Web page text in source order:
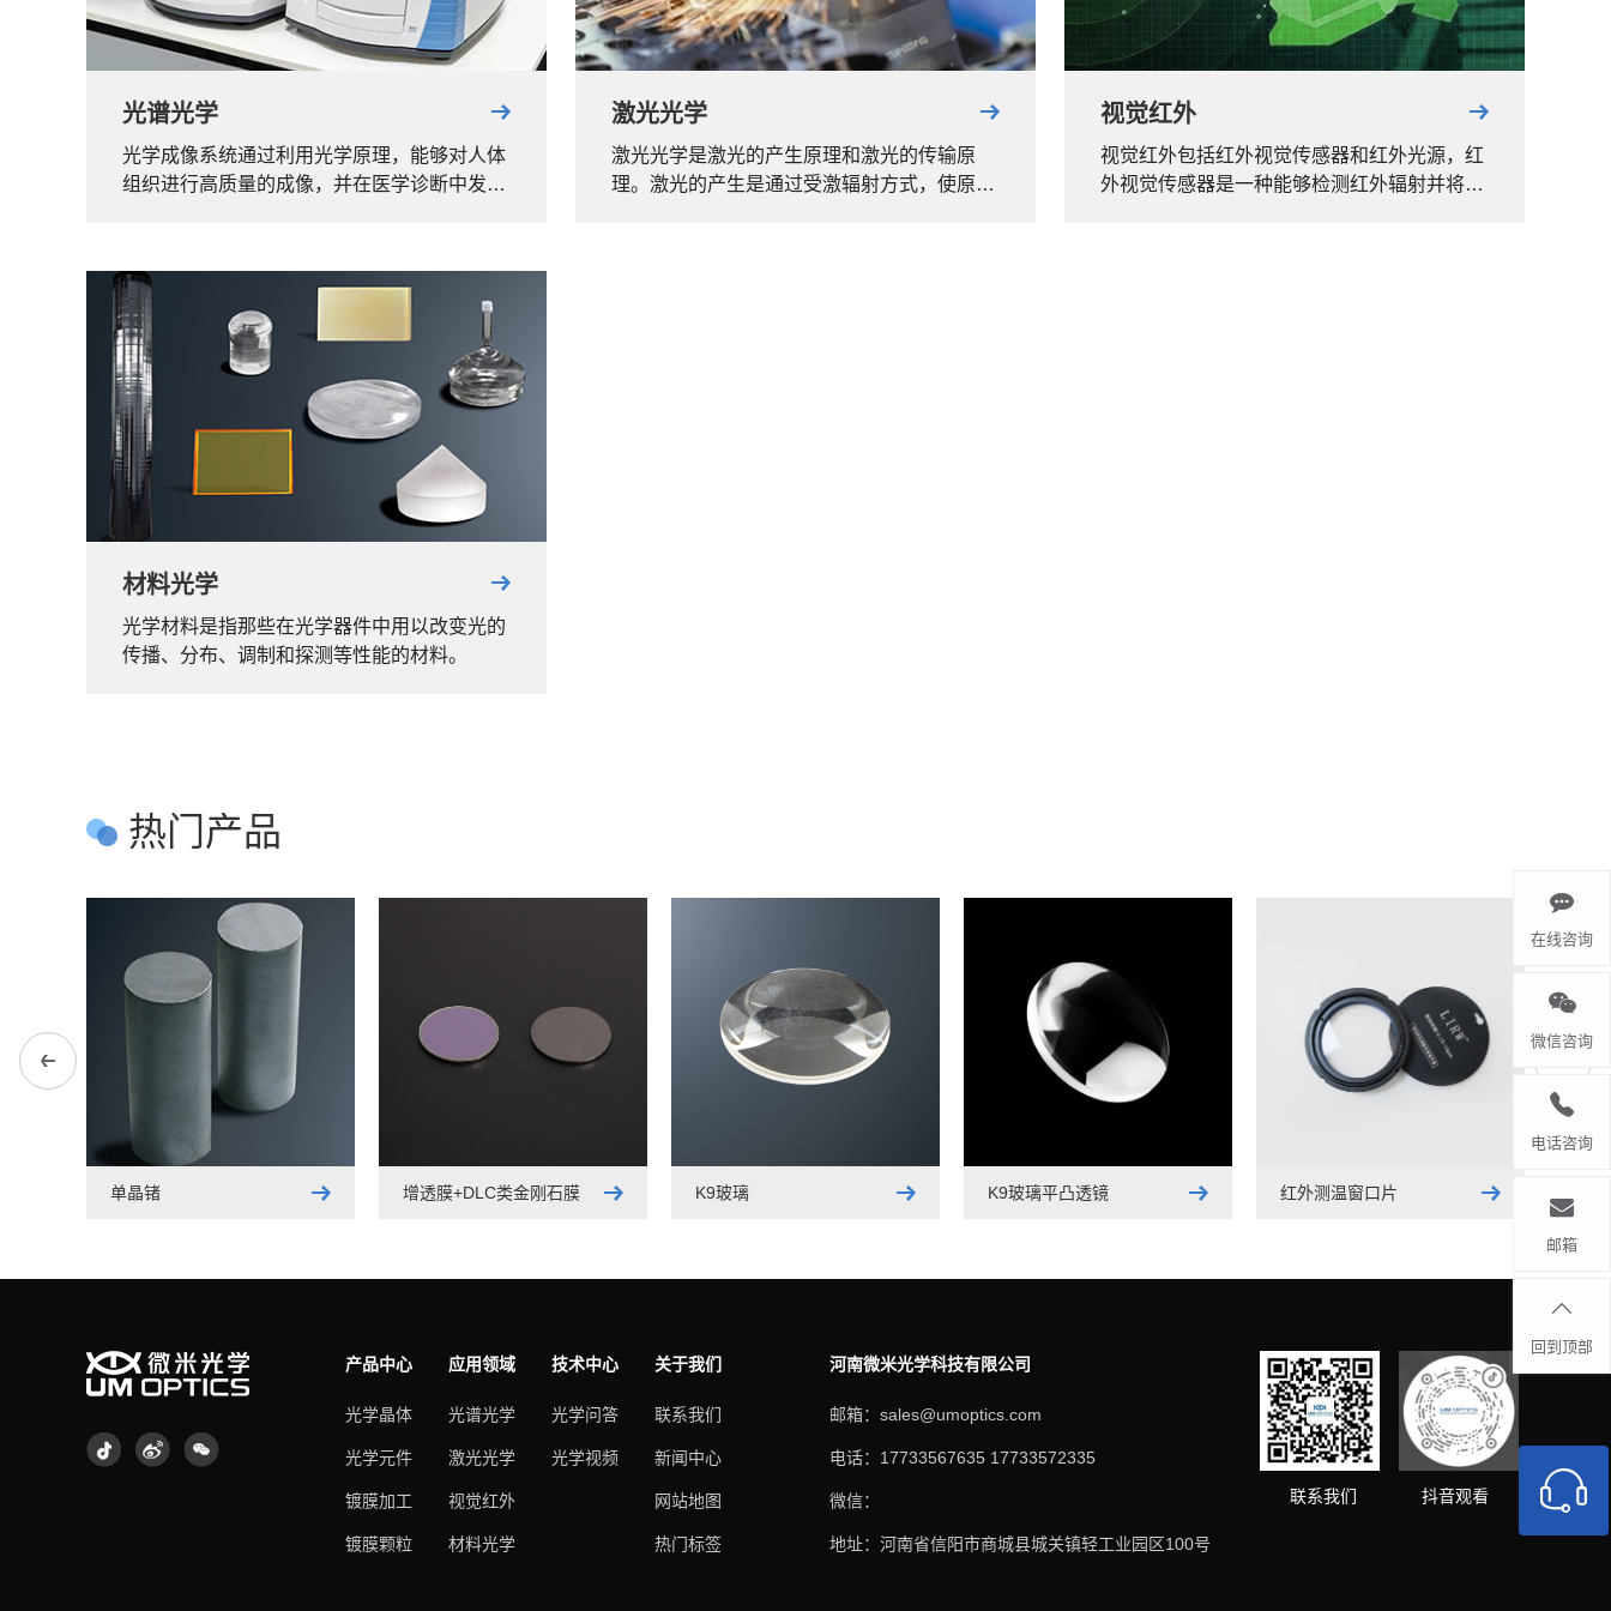
光谱光学
光学成像系统通过利用光学原理，能够对人体
组织进行高质量的成像，并在医学诊断中发挥
激光光学
激光光学是激光的产生原理和激光的传输原
理。激光的产生是通过受激辐射方式，使原子
视觉红外
视觉红外包括红外视觉传感器和红外光源，红
外视觉传感器是一种能够检测红外辐射并将其
材料光学
光学材料是指那些在光学器件中用以改变光的
传播、分布、调制和探测等性能的材料。
热门产品
单晶锗 增透膜+DLC类金刚石膜 K9玻璃 K9玻璃平凸透镜 红外测温窗口片
产品中心
光学晶体
光学元件
镀膜加工
镀膜颗粒
应用领域
光谱光学
激光光学
视觉红外
材料光学
技术中心
光学问答
光学视频
关于我们
联系我们
新闻中心
网站地图
热门标签
河南微米光学科技有限公司
邮箱：sales@umoptics.com
电话：17733567635 17733572335
微信：
地址：河南省信阳市商城县城关镇轻工业园区100号
联系我们 抖音观看
在线咨询
微信咨询
电话咨询
邮箱
回到顶部